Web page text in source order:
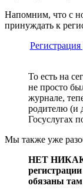
Напомним, что с
принуждать к
То есть на
не просто
журнале,
родителю (и
Госуслугах
Мы также уже
НЕТ
обязаны там